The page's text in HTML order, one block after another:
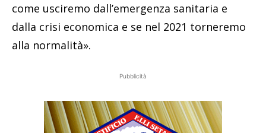
come usciremo dall’emergenza sanitaria e
dalla crisi economica e se nel 2021 torneremo
alla normalità».
Pubblicità